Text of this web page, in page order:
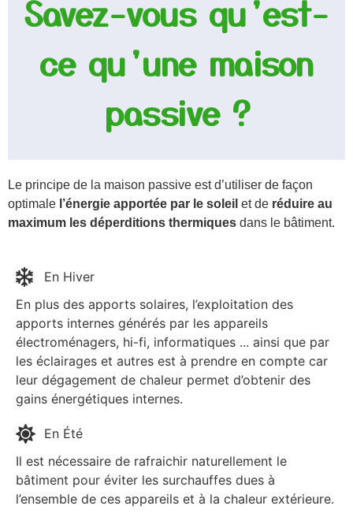
Savez-vous qu’est-
ce qu’une maison
passive ?
Le principe de la maison passive est d’utiliser de façon
optimale l’énergie apportée par le soleil et de réduire au
maximum les déperditions thermiques dans le bâtiment.
En Hiver
En plus des apports solaires, l’exploitation des
apports internes générés par les appareils
électroménagers, hi-fi, informatiques ... ainsi que par
les éclairages et autres est à prendre en compte car
leur dégagement de chaleur permet d’obtenir des
gains énergétiques internes.
En Été
Il est nécessaire de rafraichir naturellement le
bâtiment pour éviter les surchauffes dues à
l’ensemble de ces appareils et à la chaleur extérieure.